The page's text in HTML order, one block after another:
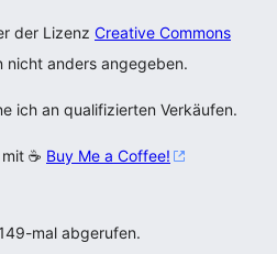
der Lizenz Creative Commons
nicht anders angegeben.
ich an qualifizierten Verkäufen.
☕ Buy Me a Coffee!
mal abgerufen.